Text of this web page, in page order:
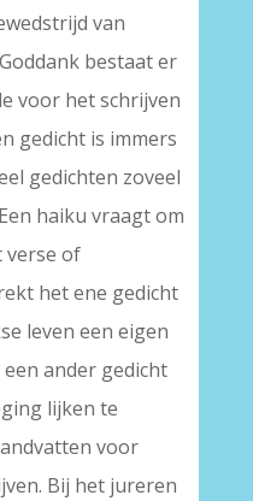
van
bestaat er
voor het schrijven
gedicht is immers
gedichten zoveel
haiku vraagt om
verse of
het ene gedicht
leven een eigen
ander gedicht
lijken te
voor
Bij het jureren